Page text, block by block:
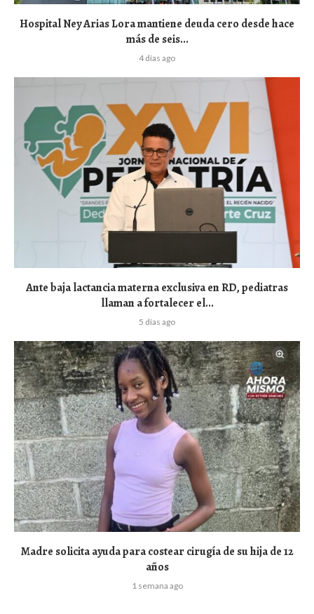
Hospital Ney Arias Lora mantiene deuda cero desde hace
más de seis...
4 días ago
Ante baja lactancia materna exclusiva en RD, pediatras
llaman a fortalecer el...
5 días ago
Madre solicita ayuda para costear cirugía de su hija de 12
años
1 semana ago